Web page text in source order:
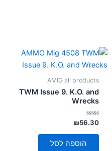
AMIG all products
TWM Issue 9. K.O. and
Wrecks
דורג
0
מתוך
₪56.30
הוספה לסל